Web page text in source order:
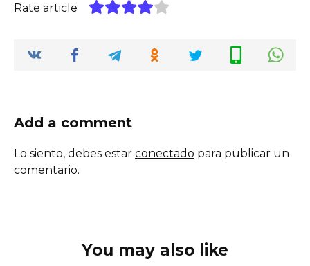
Rate article
Add a comment
Lo siento, debes estar conectado para publicar un
comentario.
You may also like